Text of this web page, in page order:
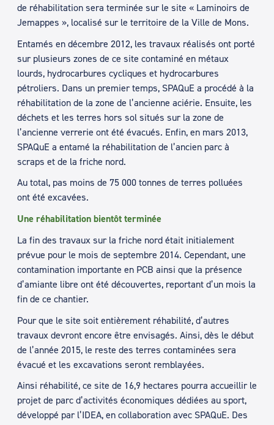
de réhabilitation sera terminée sur le site « Laminoirs de
Jemappes », localisé sur le territoire de la Ville de Mons.
Entamés en décembre 2012, les travaux réalisés ont porté
sur plusieurs zones de ce site contaminé en métaux
lourds, hydrocarbures cycliques et hydrocarbures
pétroliers. Dans un premier temps, SPAQuE a procédé à la
réhabilitation de la zone de l’ancienne aciérie. Ensuite, les
déchets et les terres hors sol situés sur la zone de
l’ancienne verrerie ont été évacués. Enfin, en mars 2013,
SPAQuE a entamé la réhabilitation de l’ancien parc à
scraps et de la friche nord.
Au total, pas moins de 75 000 tonnes de terres polluées
ont été excavées.
Une réhabilitation bientôt terminée
La fin des travaux sur la friche nord était initialement
prévue pour le mois de septembre 2014. Cependant, une
contamination importante en PCB ainsi que la présence
d’amiante libre ont été découvertes, reportant d’un mois la
fin de ce chantier.
Pour que le site soit entièrement réhabilité, d’autres
travaux devront encore être envisagés. Ainsi, dès le début
de l’année 2015, le reste des terres contaminées sera
évacué et les excavations seront remblayées.
Ainsi réhabilité, ce site de 16,9 hectares pourra accueillir le
projet de parc d’activités économiques dédiées au sport,
développé par l’IDEA, en collaboration avec SPAQuE. Des